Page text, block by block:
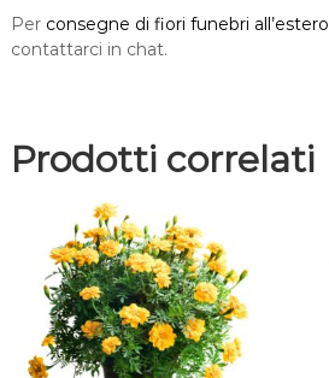
c
p
e
Per consegne di fiori funebri all’estero
contattarci in chat.
Prodotti correlati